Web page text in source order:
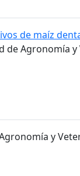
de maíz
de Agronomía
y